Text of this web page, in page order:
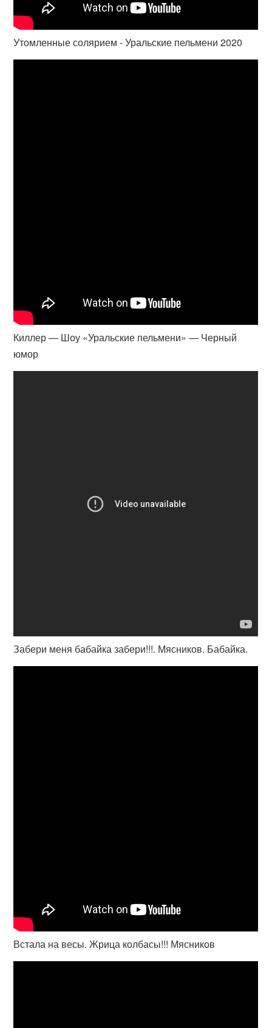
Утомленные солярием - Уральские пельмени 2020
Киллер — Шоу «Уральские пельмени» — Черный
юмор
Забери меня бабайка забери!!!. Мясников. Бабайка.
Встала на весы. Жрица колбасы!!! Мясников